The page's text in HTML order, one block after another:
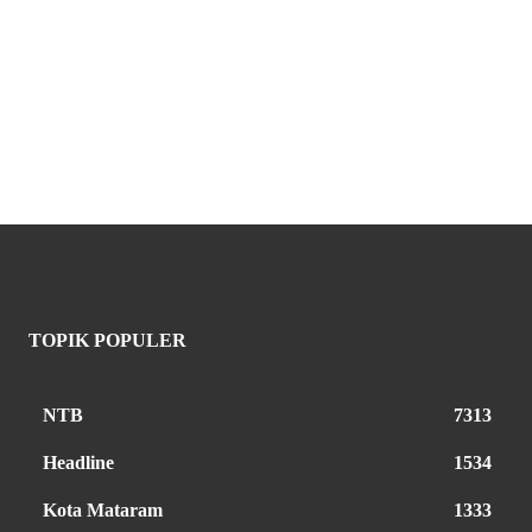
TOPIK POPULER
NTB 7313
Headline 1534
Kota Mataram 1333